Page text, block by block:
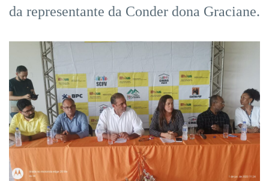
da representante da Conder dona Graciane.